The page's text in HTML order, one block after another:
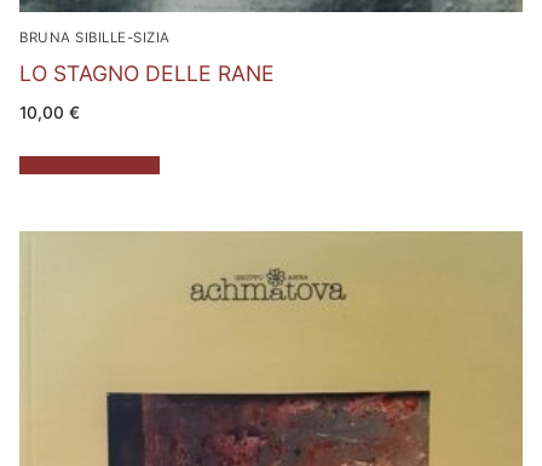
BRUNA SIBILLE-SIZIA
LO STAGNO DELLE RANE
10,00 €